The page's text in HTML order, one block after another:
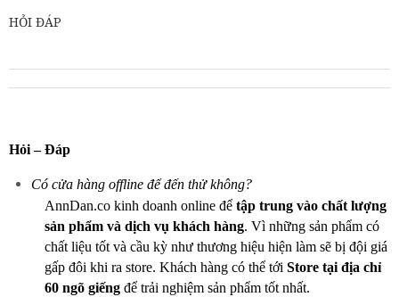
HỎI ĐÁP
Hỏi – Đáp
Có cửa hàng offline để đến thử không?
AnnDan.co kinh doanh online để tập trung vào chất lượng
sản phẩm và dịch vụ khách hàng. Vì những sản phẩm có
chất liệu tốt và cầu kỳ như thương hiệu hiện làm sẽ bị đội giá
gấp đôi khi ra store. Khách hàng có thể tới Store tại địa chỉ
60 ngõ giếng để trải nghiệm sản phẩm tốt nhất.